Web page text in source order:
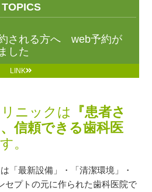
TOPICS
される方へ web予約が
した
LINK
ニックは
『患者さ
信頼できる歯科医
。
「最新設備」・「清潔環境」・
セプトの元に作られた歯科医院で